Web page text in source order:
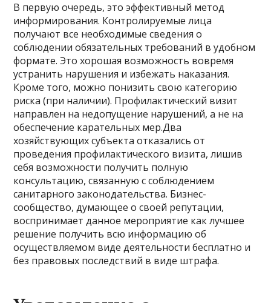
В первую очередь, это эффективный метод
информирования. Контролируемые лица
получают все необходимые сведения о
соблюдении обязательных требований в удобном
формате. Это хорошая возможность вовремя
устранить нарушения и избежать наказания.
Кроме того, можно понизить свою категорию
риска (при наличии). Профилактический визит
направлен на недопущение нарушений, а не на
обеспечение карательных мер.Два
хозяйствующих субъекта отказались от
проведения профилактического визита, лишив
себя возможности получить полную
консультацию, связанную с соблюдением
санитарного законодательства. Бизнес-
сообщество, думающее о своей репутации,
воспринимает данное мероприятие как лучшее
решение получить всю информацию об
осуществляемом виде деятельности бесплатно и
без правовых последствий в виде штрафа.